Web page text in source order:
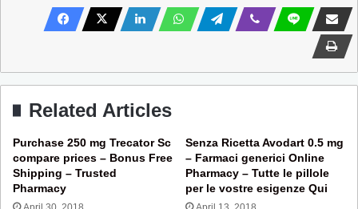
Related Articles
Purchase 250 mg Trecator Sc
compare prices – Bonus Free
Shipping – Trusted
Pharmacy
Senza Ricetta Avodart 0.5 mg
– Farmaci generici Online
Pharmacy – Tutte le pillole
per le vostre esigenze Qui